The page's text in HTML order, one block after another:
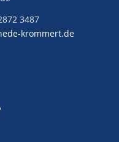
3487
krommert.de